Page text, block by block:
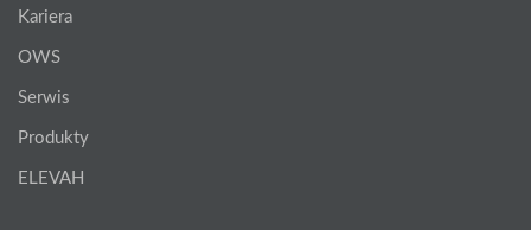
Kariera
OWS
Serwis
Produkty
ELEVAH